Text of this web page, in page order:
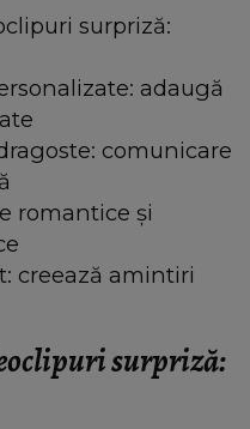
surpriză:
adaugă
comunicare
romantice și
creează amintiri
surpriză: